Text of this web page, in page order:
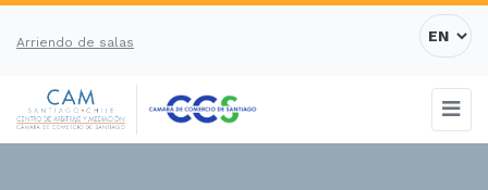
Arriendo de salas